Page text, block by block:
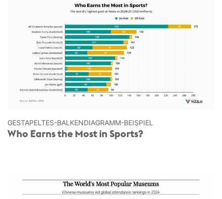
GESTAPELTES-BALKEN­DIAGRAMM-BEISPIEL
Who Earns the Most in Sports?